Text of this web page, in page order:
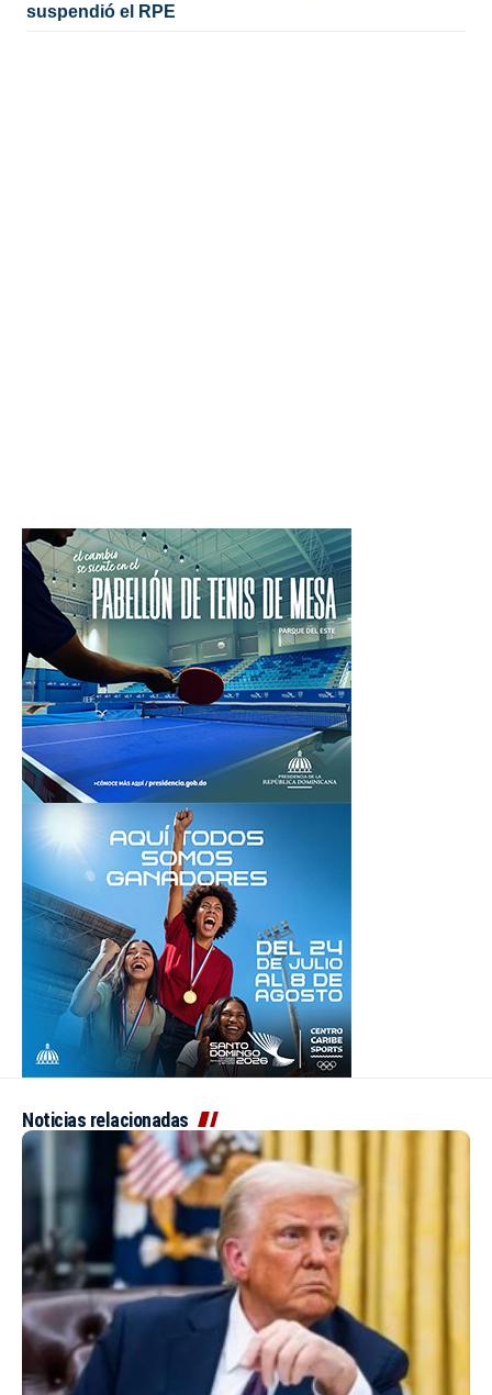
suspendió el RPE
Noticias relacionadas